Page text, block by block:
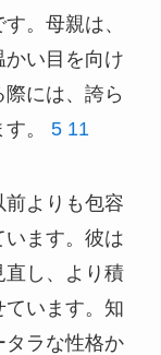
。母親は、
い目を向け
には、誇ら
。 5 11
よりも包容
ます。彼は
直し、より積
います。知
タラな性格か